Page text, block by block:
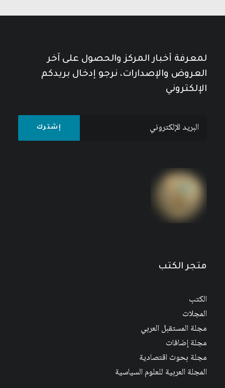
لمعرفة أخبار المركز والحصول على آخر
العروض والإصدارات، نرجو إدخال بريدكم
الإلكتروني
متجر الكتب
الكتب
المجلات
مجلة المستقبل العربي
مجلة إضافات
مجلة بحوث اقتصادية
المجلة العربية للعلوم السياسية